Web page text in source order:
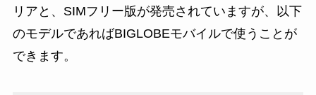
リアと、SIMフリー版が発売されていますが、以下
のモデルであればBIGLOBEモバイルで使うことが
できます。